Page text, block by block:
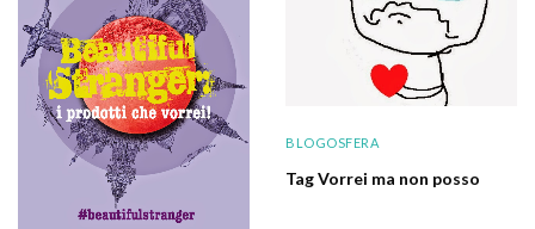
BLOGOSFERA
Tag Vorrei ma non posso